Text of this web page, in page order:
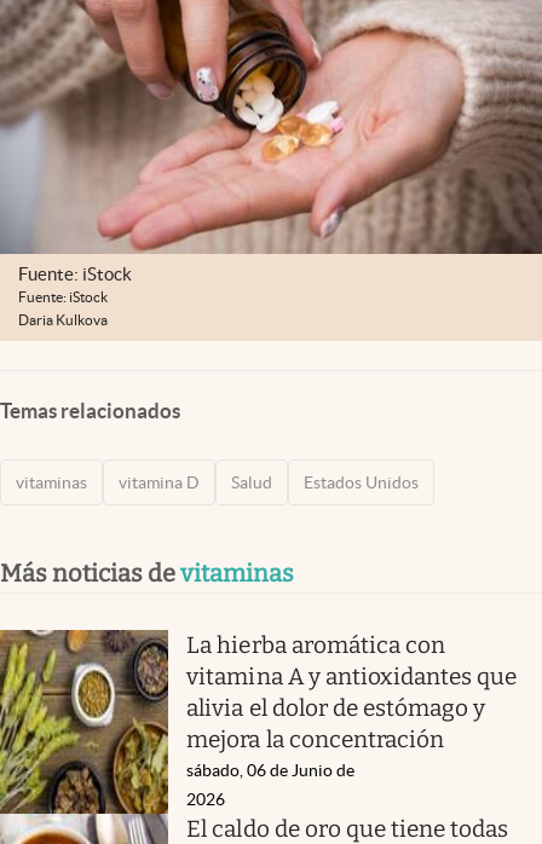
Fuente: iStock
Fuente: iStock
Daria Kulkova
Temas relacionados
vitaminas vitamina D Salud Estados Unidos
Más noticias devitaminas
La hierba aromática con
vitamina A y antioxidantes que
alivia el dolor de estómago y
mejora la concentración
sábado, 06 de Junio de
2026
El caldo de oro que tiene todas